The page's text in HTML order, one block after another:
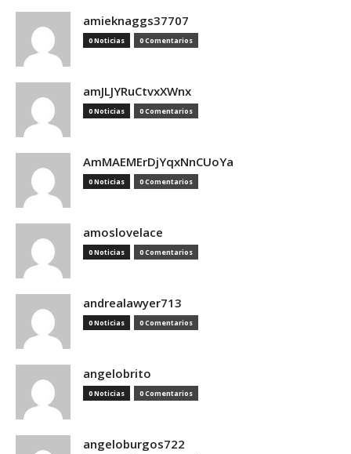
amieknaggs37707
0 Noticias 0 Comentarios
amJLJYRuCtvxXWnx
0 Noticias 0 Comentarios
AmMAEMErDjYqxNnCUoYa
0 Noticias 0 Comentarios
amoslovelace
0 Noticias 0 Comentarios
andrealawyer713
0 Noticias 0 Comentarios
angelobrito
0 Noticias 0 Comentarios
angeloburgos722